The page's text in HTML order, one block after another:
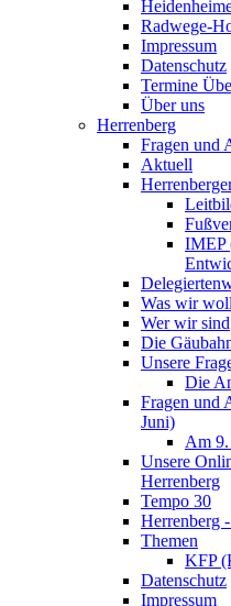
Radwege-
Impressum
Datenschutz
Termine
Über uns
Herrenberg
Fragen und
Aktuell
IMEP
Was wir
Wer wir sind
Die
Unsere
Die
Fragen und
Juni)
Am
Unsere
Herrenberg
Tempo 30
Herrenberg
Themen
KFP
Datenschutz
Impressum